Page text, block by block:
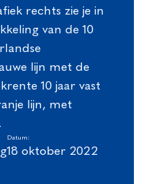
rechts zie je in
van de 10
lijn met de
10 jaar vast
lijn, met
Datum:
18 oktober 2022